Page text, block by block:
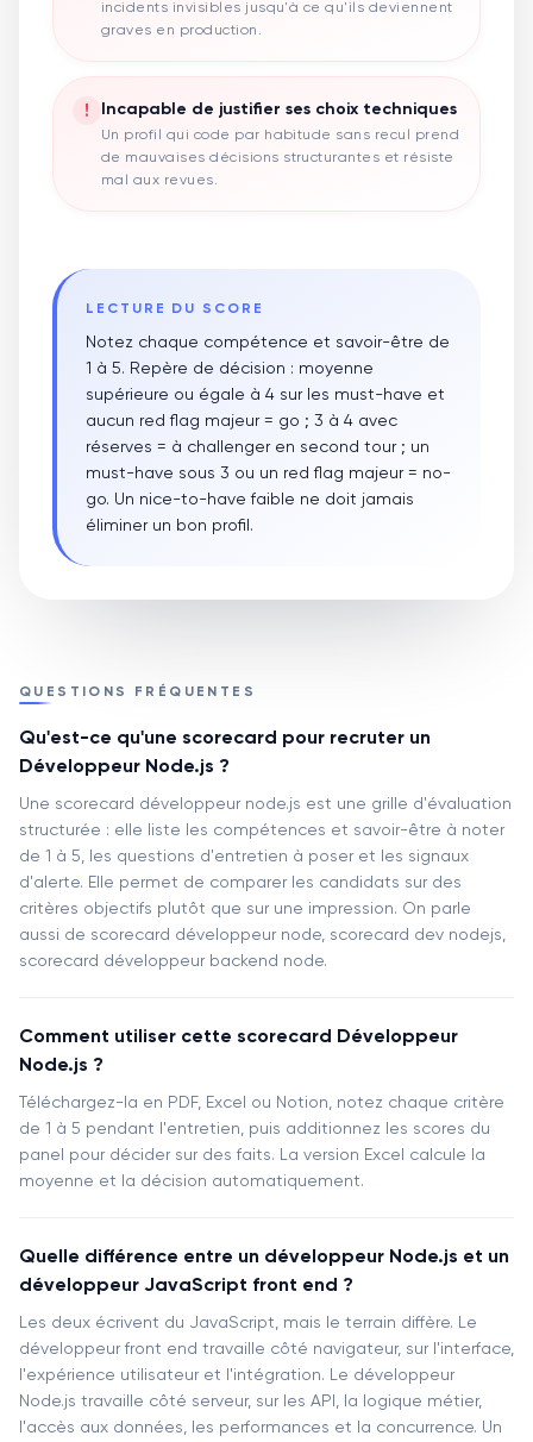
incidents invisibles jusqu'à ce qu'ils deviennent
graves en production.
! Incapable de justifier ses choix techniques
Un profil qui code par habitude sans recul prend
de mauvaises décisions structurantes et résiste
mal aux revues.
LECTURE DU SCORE
Notez chaque compétence et savoir-être de
1 à 5. Repère de décision : moyenne
supérieure ou égale à 4 sur les must-have et
aucun red flag majeur = go ; 3 à 4 avec
réserves = à challenger en second tour ; un
must-have sous 3 ou un red flag majeur = no-
go. Un nice-to-have faible ne doit jamais
éliminer un bon profil.
QUESTIONS FRÉQUENTES
Qu'est-ce qu'une scorecard pour recruter un
Développeur Node.js ?
Une scorecard développeur node.js est une grille d'évaluation
structurée : elle liste les compétences et savoir-être à noter
de 1 à 5, les questions d'entretien à poser et les signaux
d'alerte. Elle permet de comparer les candidats sur des
critères objectifs plutôt que sur une impression. On parle
aussi de scorecard développeur node, scorecard dev nodejs,
scorecard développeur backend node.
Comment utiliser cette scorecard Développeur
Node.js ?
Téléchargez-la en PDF, Excel ou Notion, notez chaque critère
de 1 à 5 pendant l'entretien, puis additionnez les scores du
panel pour décider sur des faits. La version Excel calcule la
moyenne et la décision automatiquement.
Quelle différence entre un développeur Node.js et un
développeur JavaScript front end ?
Les deux écrivent du JavaScript, mais le terrain diffère. Le
développeur front end travaille côté navigateur, sur l'interface,
l'expérience utilisateur et l'intégration. Le développeur
Node.js travaille côté serveur, sur les API, la logique métier,
l'accès aux données, les performances et la concurrence. Un